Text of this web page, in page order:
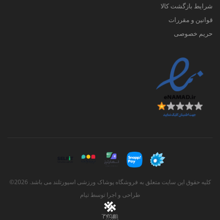
شرایط بازگشت کالا
قوانین و مقررات
حریم خصوصی
کلیه حقوق این سایت متعلق به فروشگاه پوشاک ورزشی اسپورتلند می باشد. 2026©
طراحی و اجرا توسطتیام